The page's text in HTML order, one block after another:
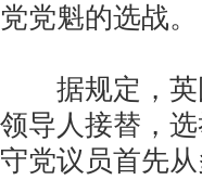
党党魁的选战。
据规定，英
领导人接替，
守党议员首先